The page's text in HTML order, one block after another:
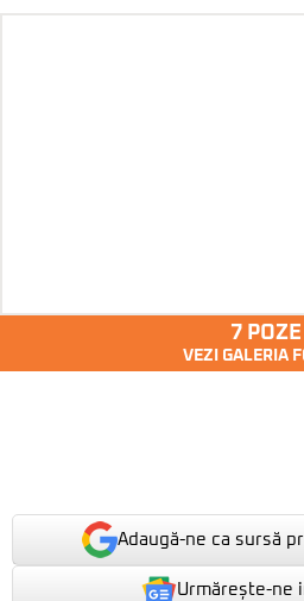
7 POZE
VEZI GALERIA
Adaugă-ne ca sursă
Urmărește-ne